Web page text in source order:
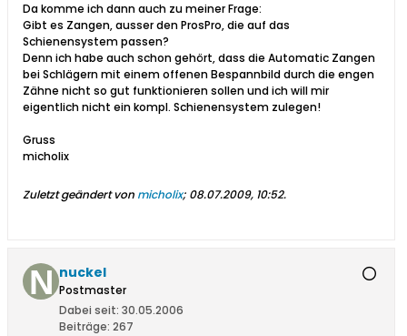
Da komme ich dann auch zu meiner Frage:
Gibt es Zangen, ausser den ProsPro, die auf das
Schienensystem passen?
Denn ich habe auch schon gehört, dass die Automatic Zangen
bei Schlägern mit einem offenen Bespannbild durch die engen
Zähne nicht so gut funktionieren sollen und ich will mir
eigentlich nicht ein kompl. Schienensystem zulegen!
Gruss
micholix
Zuletzt geändert von micholix; 08.07.2009, 10:52.
nuckel
Postmaster
Dabei seit: 30.05.2006
Beiträge: 267